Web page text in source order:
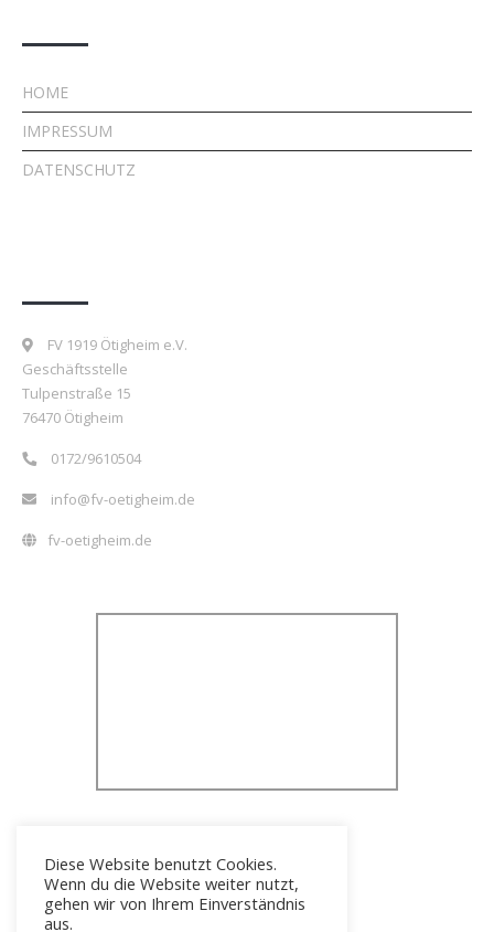
HOME
IMPRESSUM
DATENSCHUTZ
FV 1919 Ötigheim e.V.
Geschäftsstelle
Tulpenstraße 15
76470 Ötigheim
0172/9610504
info@fv-oetigheim.de
fv-oetigheim.de
Diese Website benutzt Cookies.
Wenn du die Website weiter nutzt,
gehen wir von Ihrem Einverständnis
aus.